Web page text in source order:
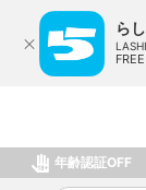
ら
年齢認証OFF